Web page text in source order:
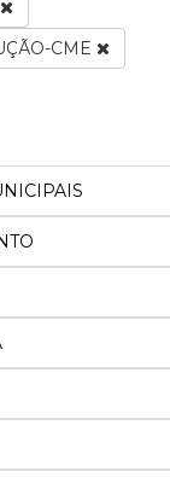
CME